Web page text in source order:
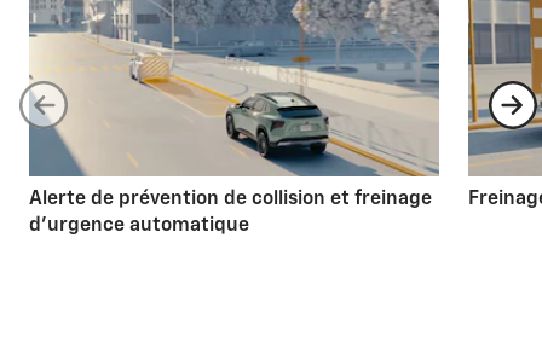
Alerte de prévention de collision et freinage
d'urgence automatique